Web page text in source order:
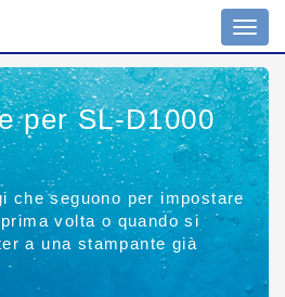
per SL-D1000
che seguono per impostare
volta o quando si
a una stampante già